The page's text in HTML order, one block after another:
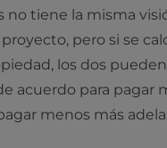
no tiene la misma
pero si se
los dos
acuerdo para pagar
menos más